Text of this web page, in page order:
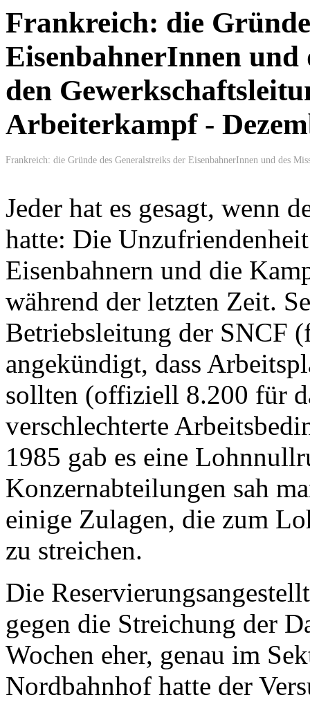
Frankreich: die
EisenbahnerInnen und
den
Arbeiterkampf -
Frankreich: die Gründe des Generalstreiks der EisenbahnerInnen und des
Jeder hat es gesagt, wenn
hatte: Die
Eisenbahnern und die
während der letzten Zeit.
Betriebsleitung der SNCF
angekündigt, dass
sollten (offiziell 8.200 für
verschlechterte
1985 gab es eine
Konzernabteilungen sah
einige Zulagen, die zum
zu streichen.
Die
gegen die Streichung der
Wochen eher, genau im
Nordbahnhof hatte der